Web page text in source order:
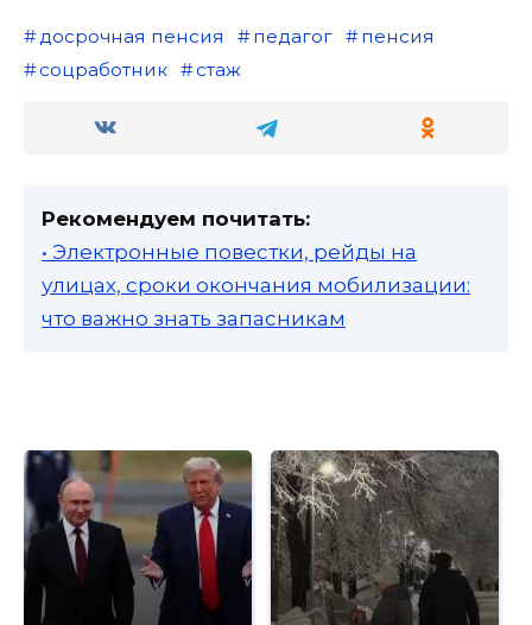
досрочная пенсия педагог
пенсия
соцработник
стаж
Рекомендуем почитать:
• Электронные повестки, рейды на
улицах, сроки окончания мобилизации:
что важно знать запасникам